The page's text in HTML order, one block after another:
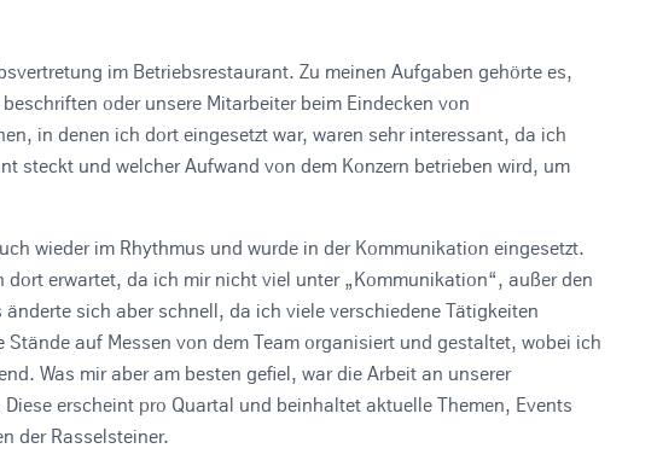
im Betriebsrestaurant. Zu meinen Aufgaben gehörte es,
oder unsere Mitarbeiter beim Eindecken von
in denen ich dort eingesetzt war, waren sehr interessant, da ich
steckt und welcher Aufwand von dem Konzern betrieben wird, um
wieder im Rhythmus und wurde in der Kommunikation eingesetzt.
erwartet, da ich mir nicht viel unter „Kommunikation“, außer den
sich aber schnell, da ich viele verschiedene Tätigkeiten
auf Messen von dem Team organisiert und gestaltet, wobei ich
Was mir aber am besten gefiel, war die Arbeit an unserer
erscheint pro Quartal und beinhaltet aktuelle Themen, Events
der Rasselsteiner.